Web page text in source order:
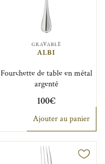
GRAVABLE
ALBI
Fourchette de table en métal
argenté
100€
Ajouter au panier